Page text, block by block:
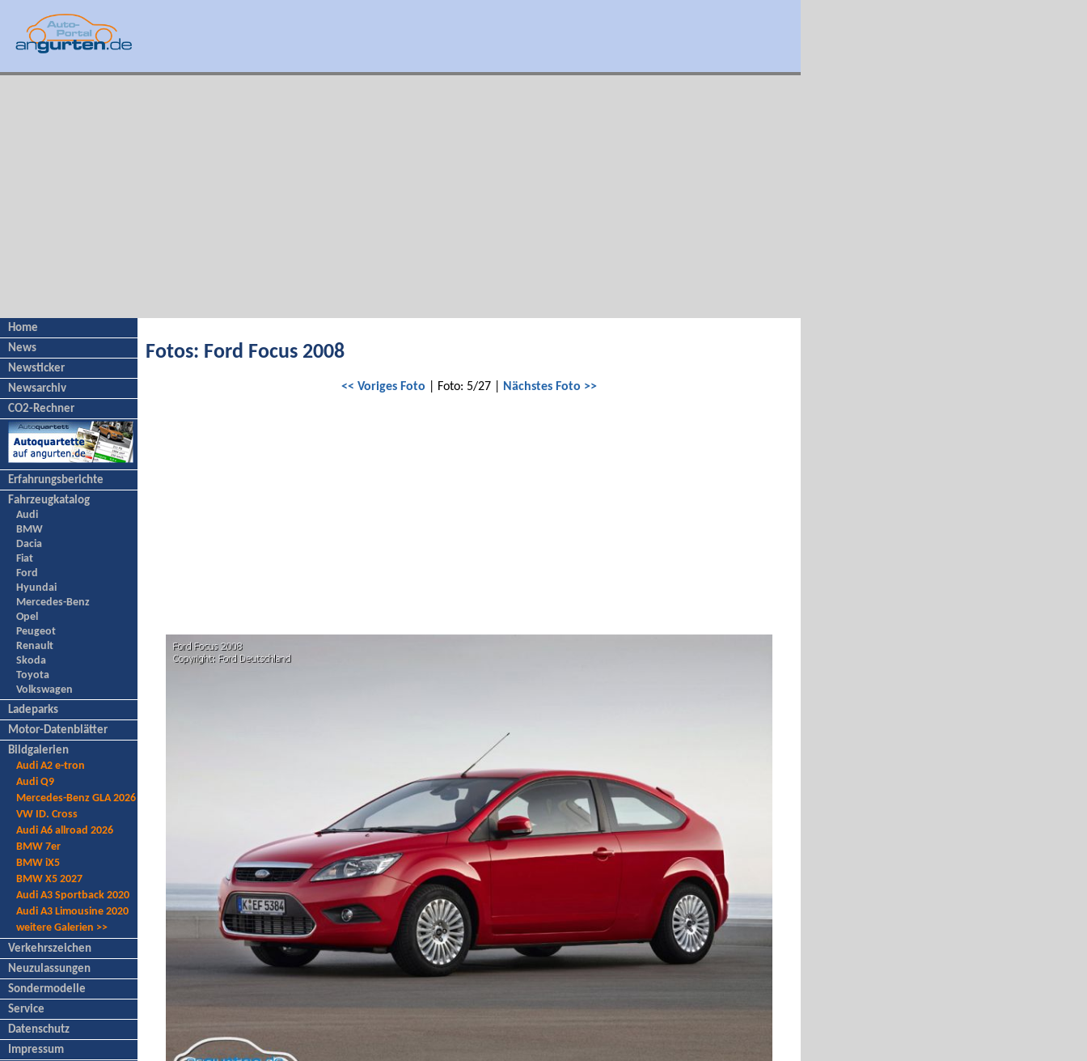
Home
News
Newsticker
Newsarchiv
CO2-Rechner
Erfahrungsberichte
Fahrzeugkatalog
Audi
BMW
Dacia
Fiat
Ford
Hyundai
Mercedes-Benz
Opel
Peugeot
Renault
Skoda
Toyota
Volkswagen
Ladeparks
Motor-Datenblätter
Bildgalerien
Audi A2 e-tron
Audi Q9
Mercedes-Benz GLA 2026
VW ID. Cross
Audi A6 allroad 2026
BMW 7er
BMW iX5
BMW X5 2027
Audi A3 Sportback 2020
Audi A3 Limousine 2020
weitere Galerien >>
Verkehrszeichen
Neuzulassungen
Sondermodelle
Service
Datenschutz
Impressum
Fotos: Ford Focus 2008
<< Voriges Foto | Foto: 5/27 | Nächstes Foto >>